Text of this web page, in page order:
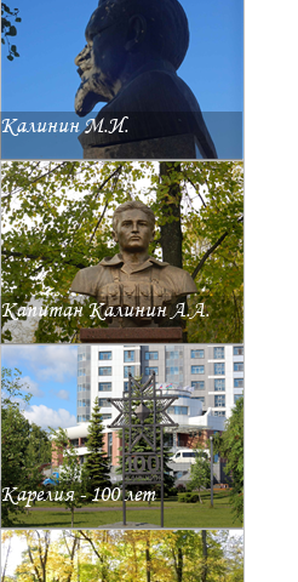
Калинин М.И.
Капитан Калинин А.А.
Карелия - 100 лет